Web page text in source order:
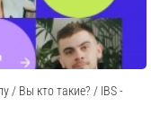
/ Вы кто такие? / IBS -